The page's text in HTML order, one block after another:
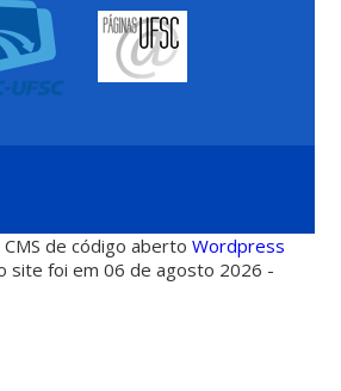
de código abertoWordpress
site foi em 06 de agosto 2026 -